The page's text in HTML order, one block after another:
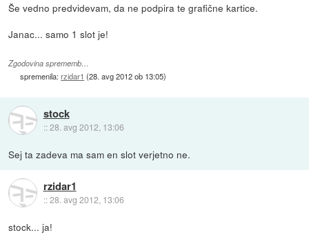
Še vedno predvidevam, da ne podpira te grafične kartice.
Janac... samo 1 slot je!
Zgodovina sprememb…
spremenila:rzidar1 (28. avg 2012 ob 13:05)
stock
::28. avg 2012, 13:06
Sej ta zadeva ma sam en slot verjetno ne.
rzidar1
::28. avg 2012, 13:06
stock... ja!